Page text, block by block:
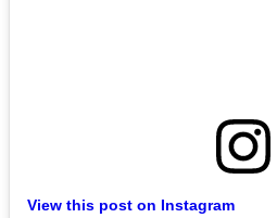
View this post on Instagram